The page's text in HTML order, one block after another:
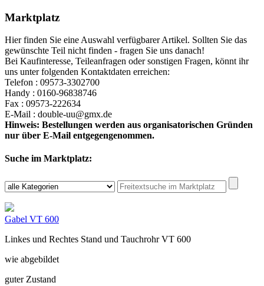
Marktplatz
Hier finden Sie eine Auswahl verfügbarer Artikel. Sollten Sie das
gewünschte Teil nicht finden - fragen Sie uns danach!
Bei Kaufinteresse, Teileanfragen oder sonstigen Fragen, könnt ihr
uns unter folgenden Kontaktdaten erreichen:
Telefon : 09573-3302700
Handy : 0160-96838746
Fax : 09573-222634
E-Mail : double-uu@gmx.de
Hinweis: Bestellungen werden aus organisatorischen Gründen
nur über E-Mail entgegengenommen.
Suche im Marktplatz:
Gabel VT 600
Linkes und Rechtes Stand und Tauchrohr VT 600
wie abgebildet
guter Zustand